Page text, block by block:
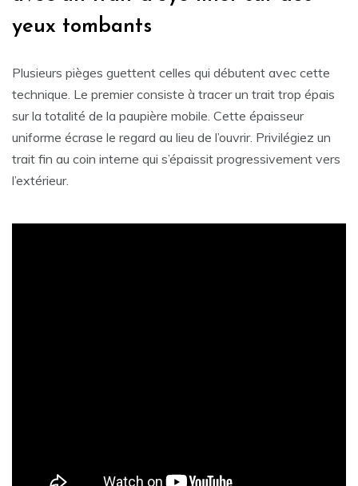
yeux tombants
Plusieurs pièges guettent celles qui débutent avec cette
technique. Le premier consiste à tracer un trait trop épais
sur la totalité de la paupière mobile. Cette épaisseur
uniforme écrase le regard au lieu de l’ouvrir. Privilégiez un
trait fin au coin interne qui s’épaissit progressivement vers
l’extérieur.